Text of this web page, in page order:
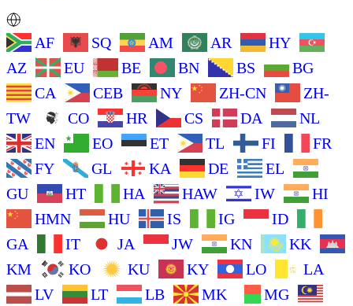
AF SQ AM AR
HY
AZ
EU BE BN BS
BG
CA
CEB NY ZH-CN
ZH-
TW
CO HR CS DA
NL
EN
EO ET TL FI
FR
FY
GL KA DE
EL
GU
HT HA HAW IW
HI
HMN
HU IS IG
ID
GA
IT JA JW KN
KK
KM
KO KU KY LO
LA
LV
LT LB MK
MG